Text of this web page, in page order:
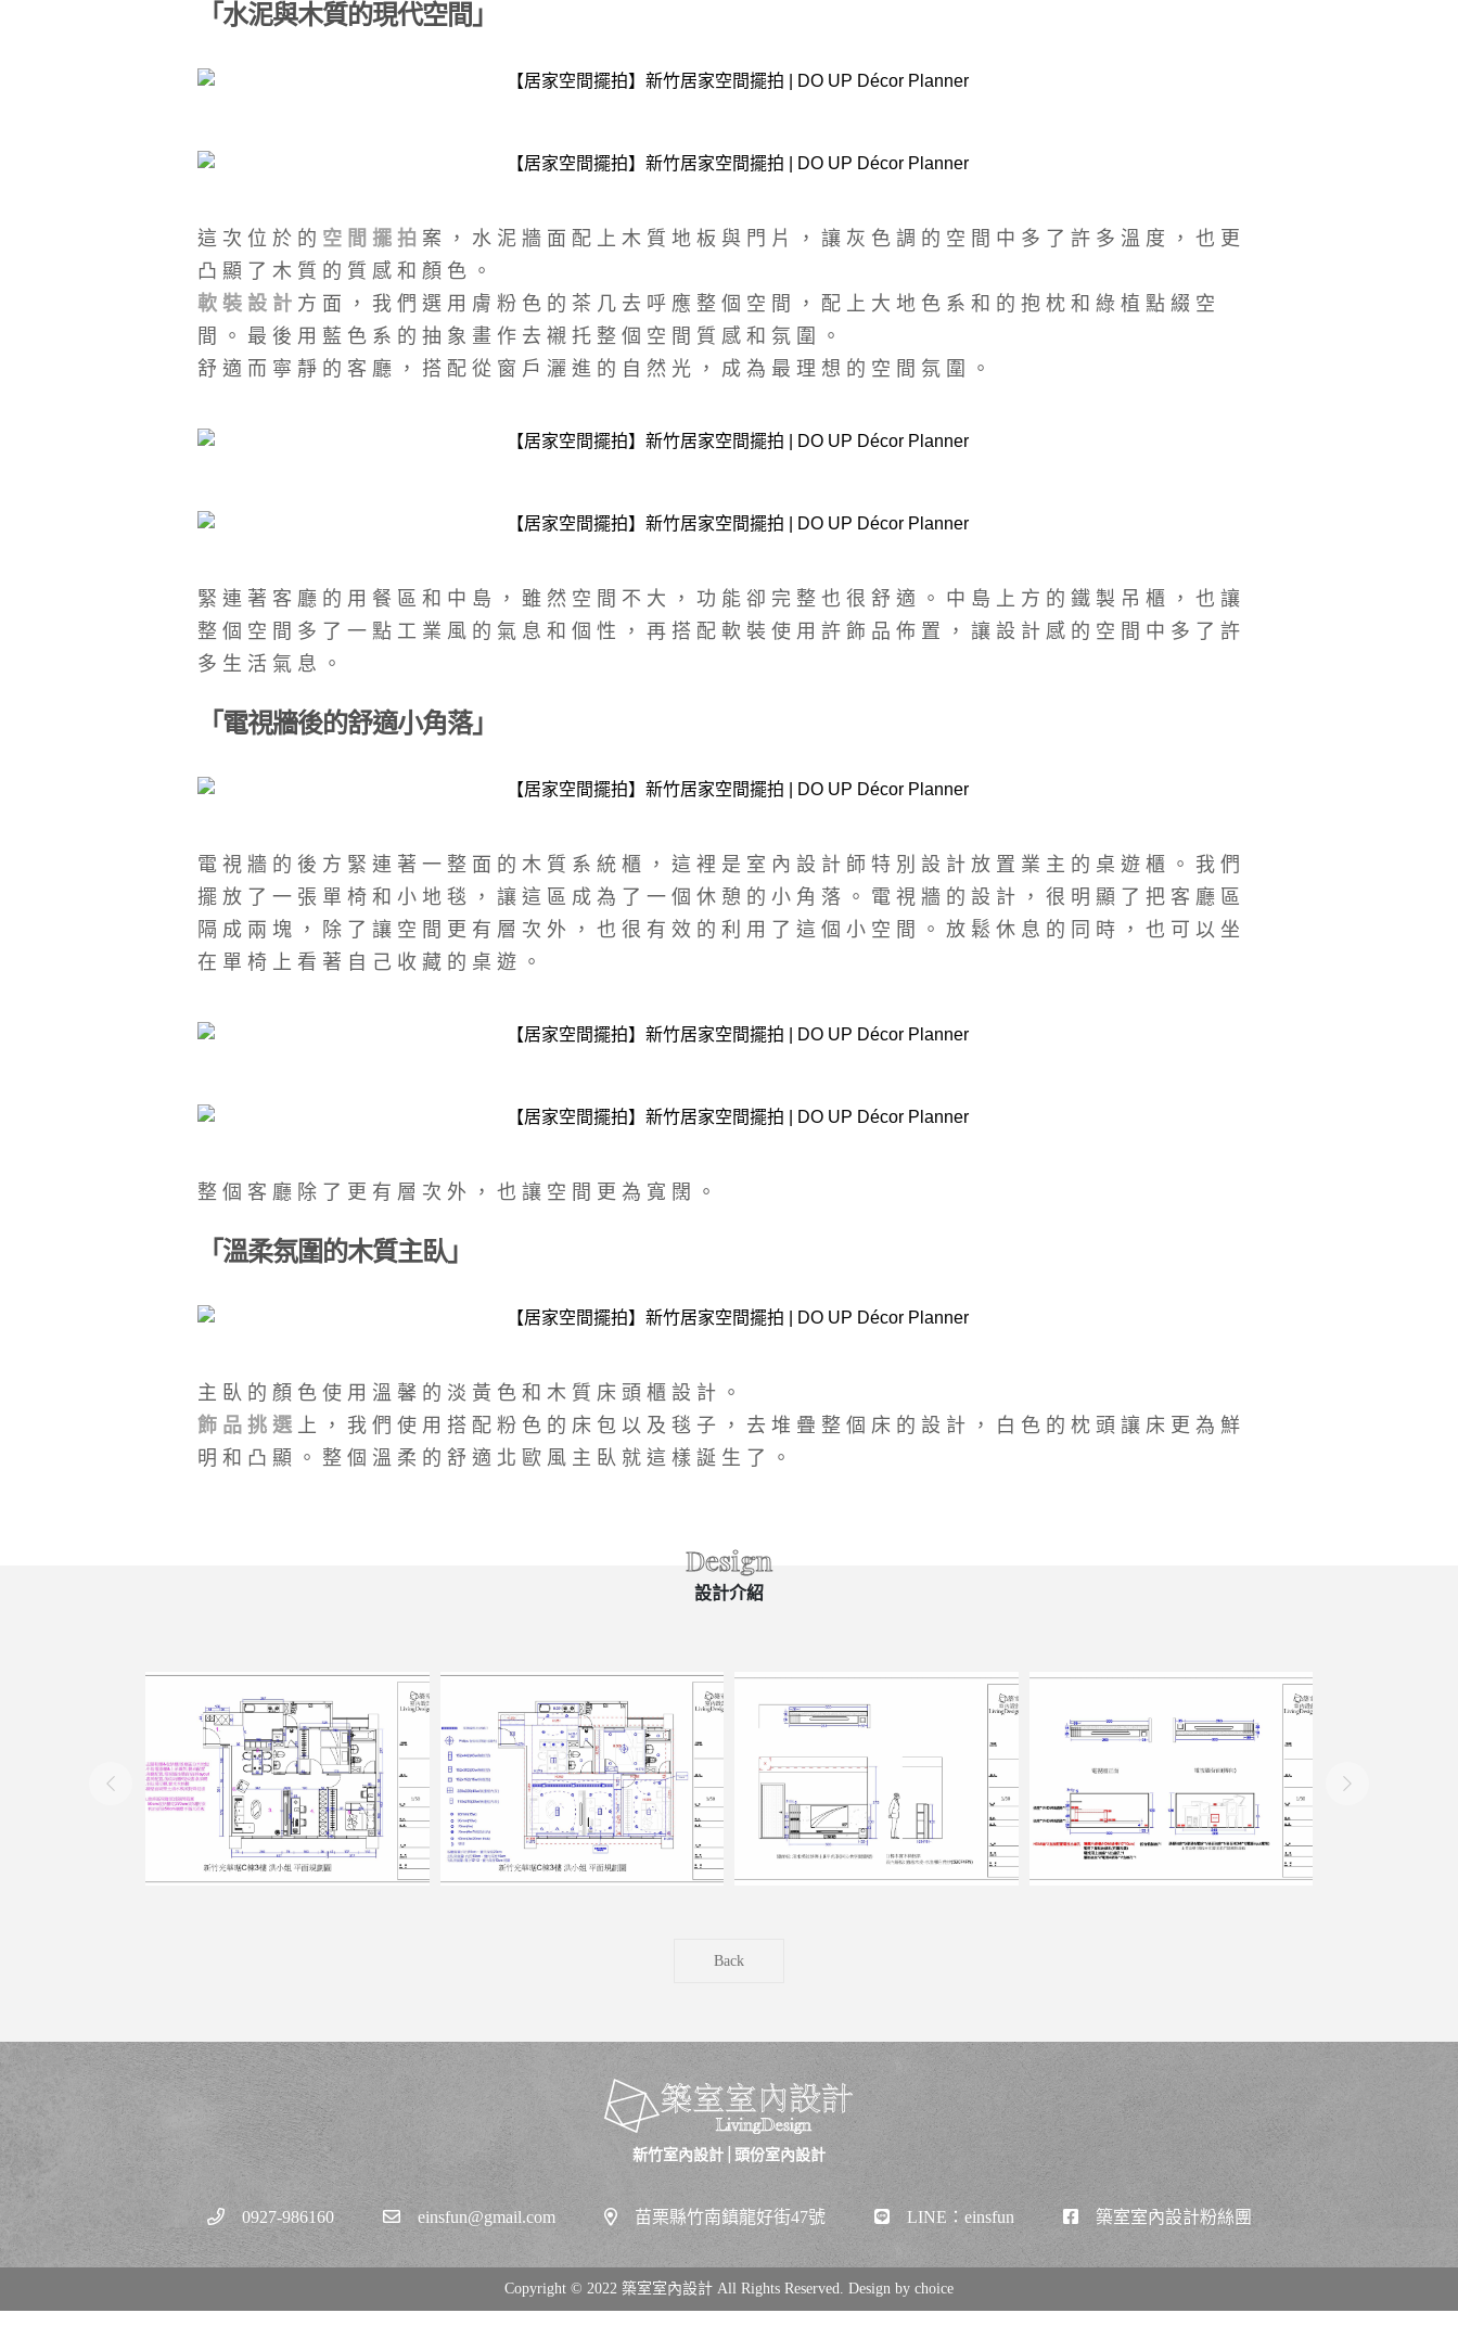
「水泥與木質的現代空間」
這次位於的 空間擺拍 案，水泥牆面配上木質地板與門片，讓灰色調的空間中多了許多溫度，也更
凸顯了木質的質感和顏色。
軟裝設計 方面，我們選用膚粉色的茶几去呼應整個空間，配上大地色系和的抱枕和綠植點綴空
間。最後用藍色系的抽象畫作去襯托整個空間質感和氛圍。
舒適而寧靜的客廳，搭配從窗戶灑進的自然光，成為最理想的空間氛圍。
緊連著客廳的用餐區和中島，雖然空間不大，功能卻完整也很舒適。中島上方的鐵製吊櫃，也讓
整個空間多了一點工業風的氣息和個性，再搭配軟裝使用許飾品佈置，讓設計感的空間中多了許
多生活氣息。
「電視牆後的舒適小角落」
電視牆的後方緊連著一整面的木質系統櫃，這裡是室內設計師特別設計放置業主的桌遊櫃。我們
擺放了一張單椅和小地毯，讓這區成為了一個休憩的小角落。電視牆的設計，很明顯了把客廳區
隔成兩塊，除了讓空間更有層次外，也很有效的利用了這個小空間。放鬆休息的同時，也可以坐
在單椅上看著自己收藏的桌遊。
整個客廳除了更有層次外，也讓空間更為寬闊。
「溫柔氛圍的木質主臥」
主臥的顏色使用溫馨的淡黃色和木質床頭櫃設計。
飾品挑選 上，我們使用搭配粉色的床包以及毯子，去堆疊整個床的設計，白色的枕頭讓床更為鮮
明和凸顯。整個溫柔的舒適北歐風主臥就這樣誕生了。
Design
設計介紹
Back
新竹室內設計| 頭份室內設計
0927-986160 einsfun@gmail.com 苗栗縣竹南鎮龍好街47號 LINE：einsfun 築室室內設計粉絲團
Copyright © 2022 築室室內設計 All Rights Reserved. Design by choice